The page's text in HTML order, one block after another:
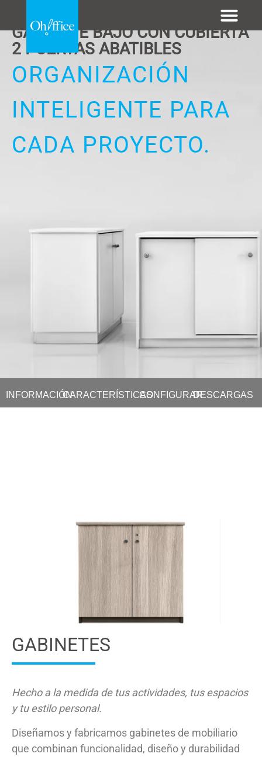
.......
GABINETE BAJO CON CUBIERTA
2 PUERTAS ABATIBLES
ORGANIZACIÓN
INTELIGENTE PARA
CADA PROYECTO.
INFORMACIÓNCARACTERÍSTICASCONFIGURARDESCARGAS
GABINETES
Hecho a la medida de tus actividades, tus espacios
y tu estilo personal.
Diseñamos y fabricamos gabinetes de mobiliario
que combinan funcionalidad, diseño y durabilidad